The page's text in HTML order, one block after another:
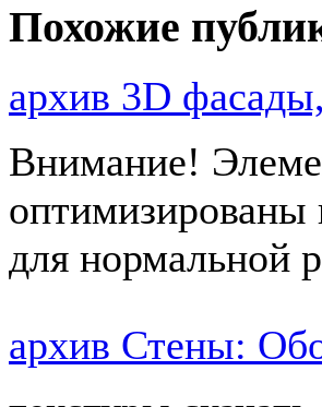
Похожие
архив 3D
Внимание!
оптимизированы
для нормальной
архив Стены: